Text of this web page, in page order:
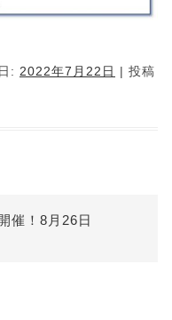
: 2022年7月22日 | 投稿
催！8月26日